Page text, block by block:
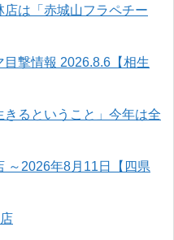
は「赤城山フラペチー
目撃情報 2026.8.6【相生
るということ」今年は全
～2026年8月11日【四県